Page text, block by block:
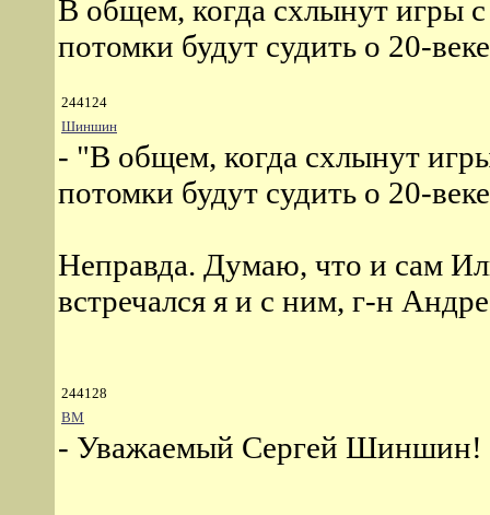
В общем, когда схлынут игры
потомки будут судить о 20-
244124
Шиншин
- "В общем, когда схлынут
потомки будут судить о 20-
Неправда. Думаю, что и сам
встречался я и с ним, г-н
244128
ВМ
- Уважаемый Сергей Шиншин!